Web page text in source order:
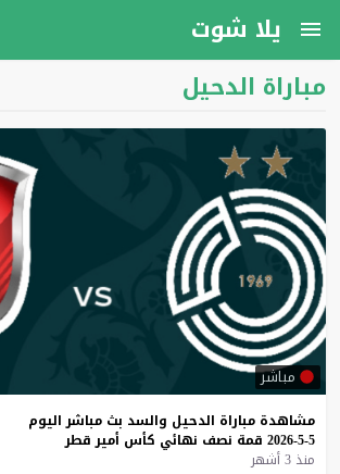
يلا شوت
مباراة الدحيل
مباشر
مشاهدة مباراة الدحيل والسد بث مباشر اليوم
5-5-2026
قمة نصف نهائي كأس أمير قطر
منذ 3 أشهر